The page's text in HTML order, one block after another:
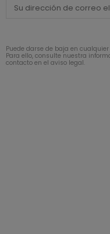
Puede darse de baja en
Para ello, consulte nuestra
contacto en el aviso legal.